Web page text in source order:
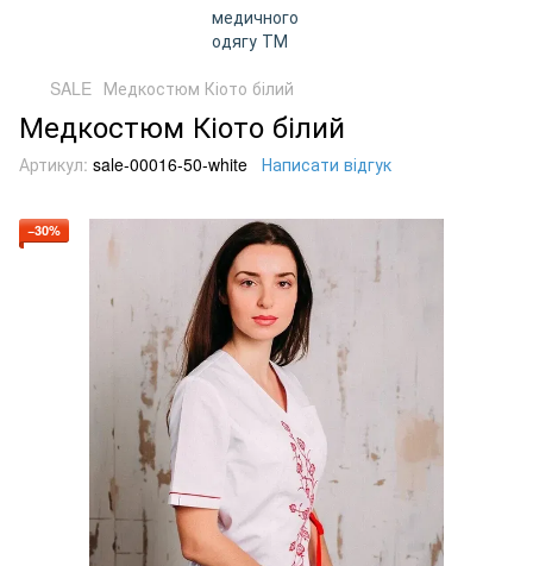
SALE Медкостюм Кіото білий
Медкостюм Кіото білий
Артикул: sale-00016-50-white Написати відгук
−30%